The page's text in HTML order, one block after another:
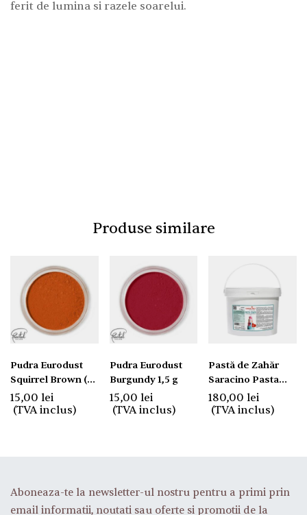
ferit de lumina si razele soarelui.
Produse similare
Pudra Eurodust
Squirrel Brown (
Caramel ) -3 G
15,00 lei
(TVA inclus)
Pudra Eurodust
Burgundy 1,5 g
15,00 lei
(TVA inclus)
Pastă de Zahăr
Saracino Pasta
Cover Alb 5kg
180,00lei
(TVA inclus)
Aboneaza-te la newsletter-ul nostru pentru a primi prin
email informatii, noutati sau oferte si promotii de la